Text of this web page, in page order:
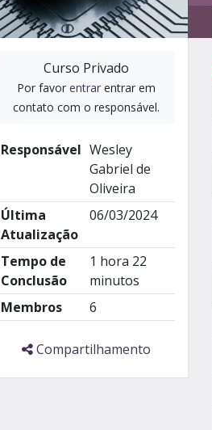
Curso Privado
Por favor entrarentrar em
contato com o responsável.
Responsável Wesley
Gabriel de
Oliveira
Última
Atualização
06/03/2024
Tempo de
Conclusão
1 hora 22
minutos
Membros
6
Compartilhamento